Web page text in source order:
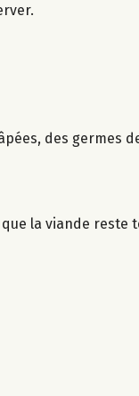
des germes
la viande reste